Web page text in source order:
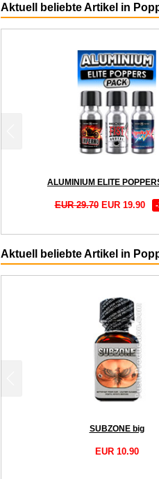
Aktuell beliebte Artikel in
EUR 29.70EUR 19.90
Aktuell beliebte Artikel in
SUBZONE big
EUR 10.90